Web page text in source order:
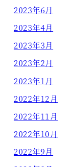
2023年6月
2023年4月
2023年3月
2023年2月
2023年1月
2022年12月
2022年11月
2022年10月
2022年9月